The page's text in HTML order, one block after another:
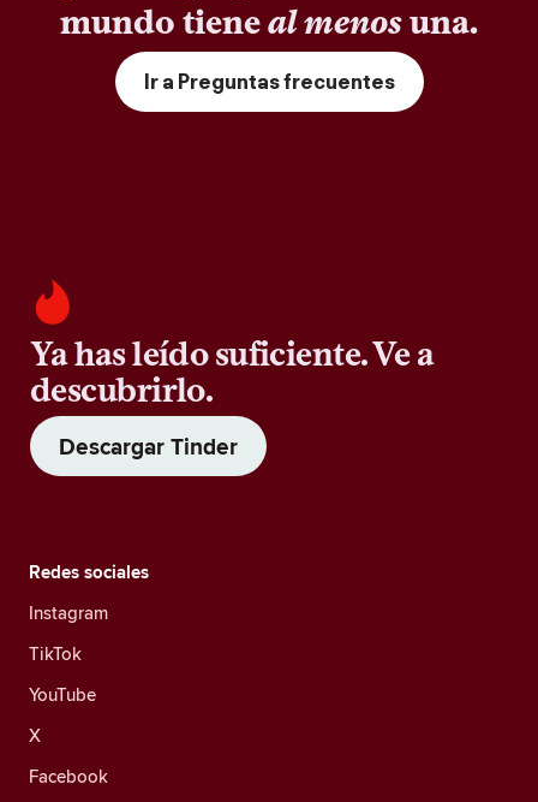
mundo tieneal menosuna.
Ir a Preguntas frecuentes
Ya has leído suficiente. Ve a
descubrirlo.
Descargar Tinder
Redes sociales
Instagram
TikTok
YouTube
X
Facebook